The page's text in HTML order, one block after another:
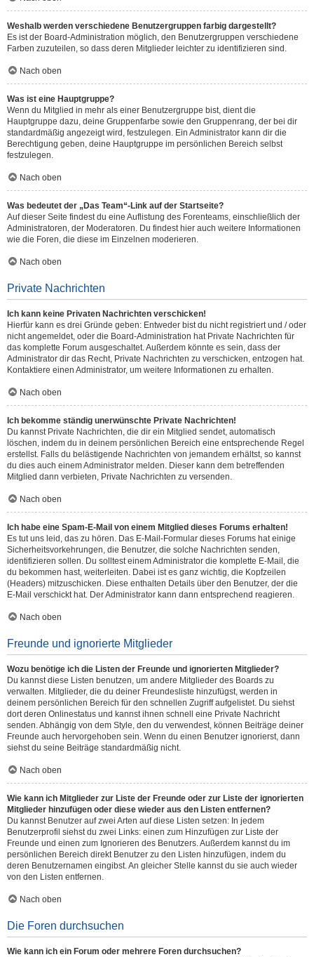
Weshalb werden verschiedene Benutzergruppen farbig dargestellt?
Es ist der Board-Administration möglich, den Benutzergruppen verschiedene
Farben zuzuteilen, so dass deren Mitglieder leichter zu identifizieren sind.
Nach oben
Was ist eine Hauptgruppe?
Wenn du Mitglied in mehr als einer Benutzergruppe bist, dient die
Hauptgruppe dazu, deine Gruppenfarbe sowie den Gruppenrang, der bei dir
standardmäßig angezeigt wird, festzulegen. Ein Administrator kann dir die
Berechtigung geben, deine Hauptgruppe im persönlichen Bereich selbst
festzulegen.
Nach oben
Was bedeutet der „Das Team“-Link auf der Startseite?
Auf dieser Seite findest du eine Auflistung des Forenteams, einschließlich der
Administratoren, der Moderatoren. Du findest hier auch weitere Informationen
wie die Foren, die diese im Einzelnen moderieren.
Nach oben
Private Nachrichten
Ich kann keine Privaten Nachrichten verschicken!
Hierfür kann es drei Gründe geben: Entweder bist du nicht registriert und / oder
nicht angemeldet, oder die Board-Administration hat Private Nachrichten für
das komplette Forum ausgeschaltet. Außerdem könnte es sein, dass der
Administrator dir das Recht, Private Nachrichten zu verschicken, entzogen hat.
Kontaktiere einen Administrator, um weitere Informationen zu erhalten.
Nach oben
Ich bekomme ständig unerwünschte Private Nachrichten!
Du kannst Private Nachrichten, die dir ein Mitglied sendet, automatisch
löschen, indem du in deinem persönlichen Bereich eine entsprechende Regel
erstellst. Falls du belästigende Nachrichten von jemandem erhältst, so kannst
du dies auch einem Administrator melden. Dieser kann dem betreffenden
Mitglied dann verbieten, Private Nachrichten zu versenden.
Nach oben
Ich habe eine Spam-E-Mail von einem Mitglied dieses Forums erhalten!
Es tut uns leid, das zu hören. Das E-Mail-Formular dieses Forums hat einige
Sicherheitsvorkehrungen, die Benutzer, die solche Nachrichten senden,
identifizieren sollen. Du solltest einem Administrator die komplette E-Mail, die
du bekommen hast, weiterleiten. Dabei ist es ganz wichtig, die Kopfzeilen
(Headers) mitzuschicken. Diese enthalten Details über den Benutzer, der die
E-Mail verschickt hat. Der Administrator kann dann entsprechend reagieren.
Nach oben
Freunde und ignorierte Mitglieder
Wozu benötige ich die Listen der Freunde und ignorierten Mitglieder?
Du kannst diese Listen benutzen, um andere Mitglieder des Boards zu
verwalten. Mitglieder, die du deiner Freundesliste hinzufügst, werden in
deinem persönlichen Bereich für den schnellen Zugriff aufgelistet. Du siehst
dort deren Onlinestatus und kannst ihnen schnell eine Private Nachricht
senden. Abhängig von dem Style, den du verwendest, können Beiträge deiner
Freunde auch hervorgehoben sein. Wenn du einen Benutzer ignorierst, dann
siehst du seine Beiträge standardmäßig nicht.
Nach oben
Wie kann ich Mitglieder zur Liste der Freunde oder zur Liste der ignorierten
Mitglieder hinzufügen oder diese wieder aus den Listen entfernen?
Du kannst Benutzer auf zwei Arten auf diese Listen setzen: In jedem
Benutzerprofil siehst du zwei Links: einen zum Hinzufügen zur Liste der
Freunde und einen zum Ignorieren des Benutzers. Außerdem kannst du im
persönlichen Bereich direkt Benutzer zu den Listen hinzufügen, indem du
deren Benutzernamen eingibst. An gleicher Stelle kannst du sie auch wieder
von den Listen entfernen.
Nach oben
Die Foren durchsuchen
Wie kann ich ein Forum oder mehrere Foren durchsuchen?